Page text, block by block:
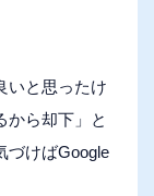
いと思ったけ
から却下」と
づけばGoogle